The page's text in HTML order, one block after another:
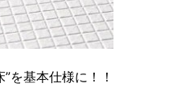
を基本仕様に！！